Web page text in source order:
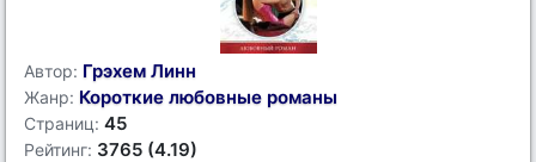
Автор: Грэхем Линн
Жанр: Короткие любовные романы
Страниц: 45
Рейтинг: 3765 (4.19)